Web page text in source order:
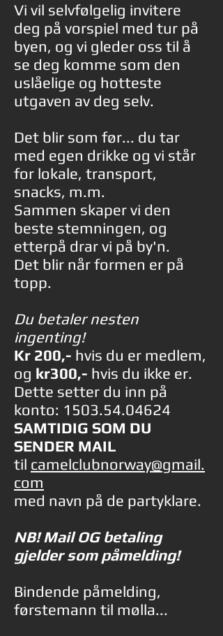
Vi vil selvfølgelig invitere
deg på vorspiel med tur på
byen, og vi gleder oss til å
se deg komme som den
uslåelige og hotteste
utgaven av deg selv.
Det blir som før... du tar
med egen drikke og vi står
for lokale, transport,
snacks, m.m.
Sammen skaper vi den
beste stemningen, og
etterpå drar vi på by'n.
Det blir når formen er på
topp.
Du betaler nesten
ingenting!
Kr 200,- hvis du er medlem,
og kr300,- hvis du ikke er.
Dette setter du inn på
konto: 1503.54.04624
SAMTIDIG SOM DU
SENDER MAIL
til camelclubnorway@gmail.
com
med navn på de partyklare.
NB! Mail OG betaling
gjelder som påmelding!
Bindende påmelding,
førstemann til mølla...